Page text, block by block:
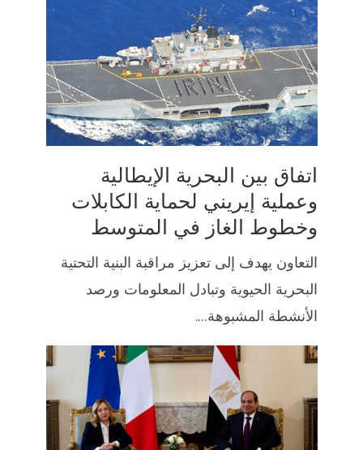
اتفاق بين البحرية الإيطالية
وعملية إيريني لحماية الكابلات
وخطوط الغاز في المتوسط
التعاون يهدف إلى تعزيز مراقبة البنية التحتية
البحرية الحيوية وتبادل المعلومات ورصد
الأنشطة المشبوهة....